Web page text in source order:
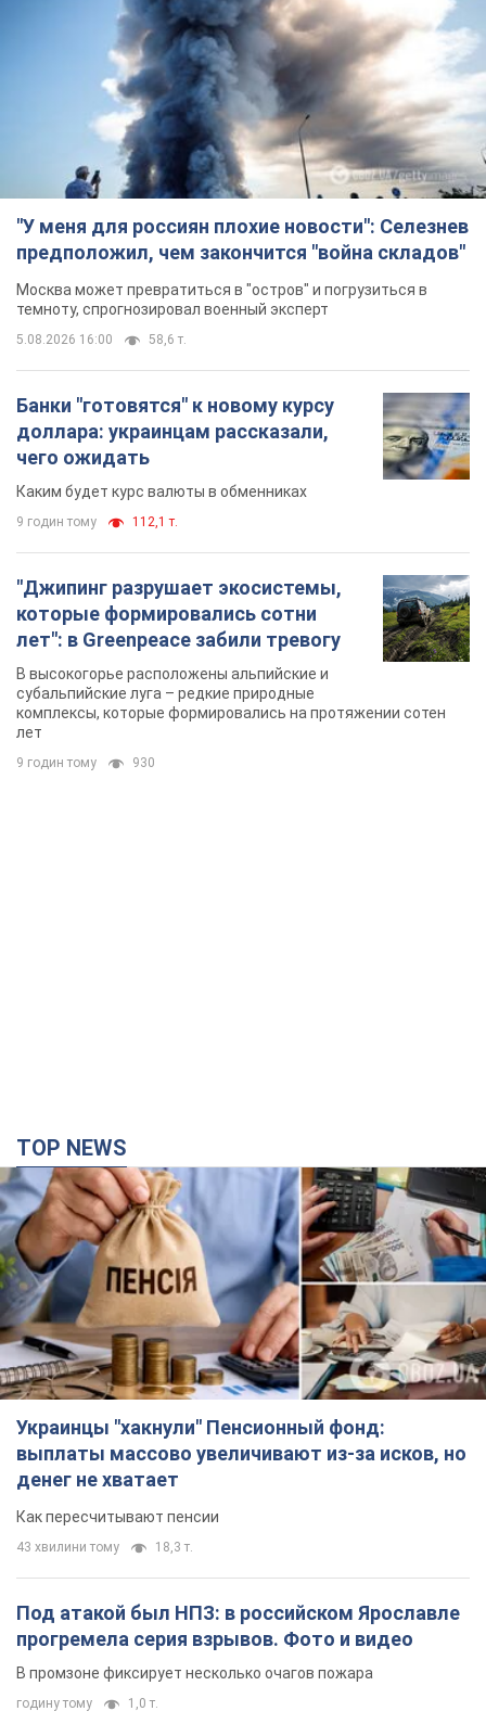
"У меня для россиян плохие новости": Селезнев
предположил, чем закончится "война складов"
Москва может превратиться в "остров" и погрузиться в
темноту, спрогнозировал военный эксперт
5.08.2026 16:00 58,6 т.
Банки "готовятся" к новому курсу
доллара: украинцам рассказали,
чего ожидать
9 годин тому 112,1 т.
"Джипинг разрушает экосистемы,
которые формировались сотни
лет": в Greenpeace забили тревогу
В высокогорье расположены альпийские и
комплексы, которые формировались на протяжении сотен
лет
Украинцы "хакнули" Пенсионный фонд:
выплаты массово увеличивают из-за исков, но
денег не хватает
Как пересчитывают пенсии
43 хвилини тому 18,3 т.
Под атакой был НПЗ: в российском Ярославле
прогремела серия взрывов. Фото и видео
В промзоне фиксирует несколько очагов пожара
годину тому 1,0 т.
ВСУ отминусовали ещё 1330 оккупантов и
сбили более 1800 российских БПЛА – Генштаб
Численность путинской армии сокращается
годину тому 15,5 т.